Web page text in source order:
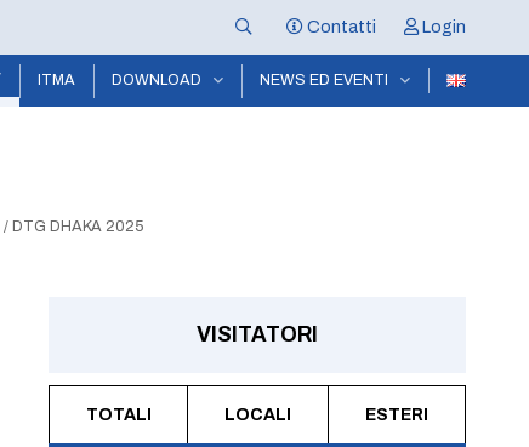
Contatti Login
ITMA DOWNLOAD NEWS ED EVENTI
/ DTG DHAKA 2025
VISITATORI
TOTALI LOCALI ESTERI